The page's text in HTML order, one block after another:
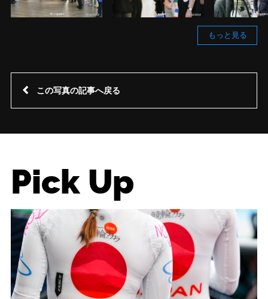
もっと見る
この写真の記事へ戻る
Pick Up